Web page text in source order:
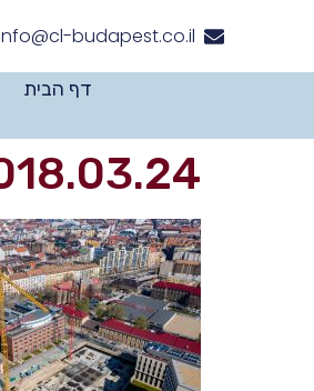
budapest.co.il
דף הבית
Cordia építkezés Akadémia Garden